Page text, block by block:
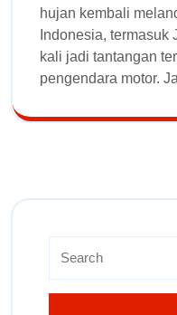
hujan kembali
Indonesia,
kali jadi tantangan
pengendara motor.